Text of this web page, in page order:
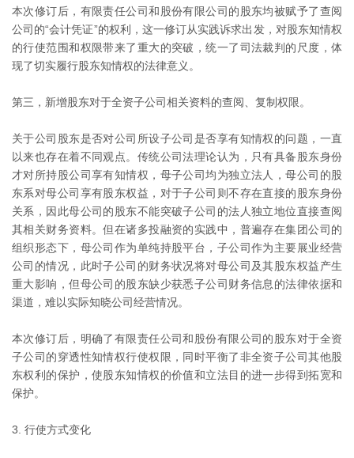
本次修订后，有限责任公司和股份有限公司的股东均被赋予了查阅
公司的“会计凭证”的权利，这一修订从实践诉求出发，对股东知情权
的行使范围和权限带来了重大的突破，统一了司法裁判的尺度，体
现了切实履行股东知情权的法律意义。
第三，新增股东对于全资子公司相关资料的查阅、复制权限。
关于公司股东是否对公司所设子公司是否享有知情权的问题，一直
以来也存在着不同观点。传统公司法理论认为，只有具备股东身份
才对所持股公司享有知情权，母子公司均为独立法人，母公司的股
东系对母公司享有股东权益，对于子公司则不存在直接的股东身份
关系，因此母公司的股东不能突破子公司的法人独立地位直接查阅
其相关财务资料。但在诸多投融资的实践中，普遍存在集团公司的
组织形态下，母公司作为单纯持股平台，子公司作为主要展业经营
公司的情况，此时子公司的财务状况将对母公司及其股东权益产生
重大影响，但母公司的股东缺少获悉子公司财务信息的法律依据和
渠道，难以实际知晓公司经营情况。
本次修订后，明确了有限责任公司和股份有限公司的股东对于全资
子公司的穿透性知情权行使权限，同时平衡了非全资子公司其他股
东权利的保护，使股东知情权的价值和立法目的进一步得到拓宽和
保护。
3. 行使方式变化